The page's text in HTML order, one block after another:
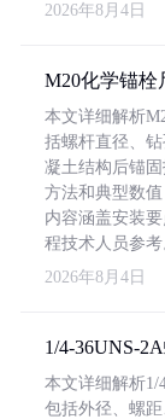
2026年8月4日
M20化学锚栓
本文详细解析
括螺杆直径、
凝土结构后锚
方法和典型数值
内容涵盖安装
程技术人员参考
2026年8月4日
1/4-36UNS-
本文详细解析1/
包括外径、螺